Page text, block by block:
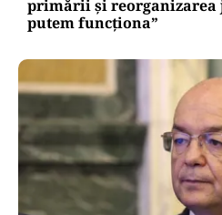
primării și reorganizarea
putem funcționa”